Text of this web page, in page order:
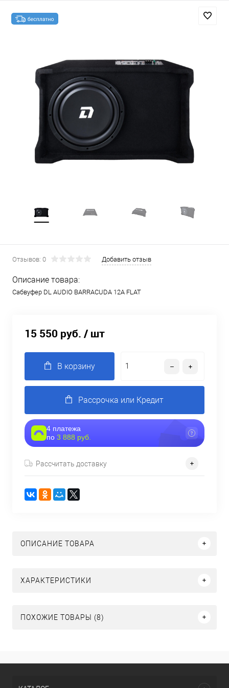
Отзывов: 0 Добавить отзыв
Описание товара:
Сабвуфер DL AUDIO BARRACUDA 12A FLAT
15 550 руб. / шт
В корзину
Рассрочка или Кредит
4 платежа
по 3 888 руб.
Рассчитать доставку
ОПИСАНИЕ ТОВАРА
ХАРАКТЕРИСТИКИ
ПОХОЖИЕ ТОВАРЫ (8)